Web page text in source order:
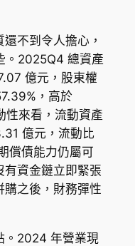
不到令人擔心，
。2025Q4 總資產
億元，股東權
，高於
來看，流動資產
億元，流動比
償債能力仍屬可
資金鏈立即緊張
購之後，財務彈性
。2024 年營業現